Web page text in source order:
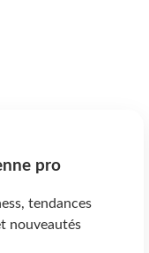
pro
tendances
nouveautés